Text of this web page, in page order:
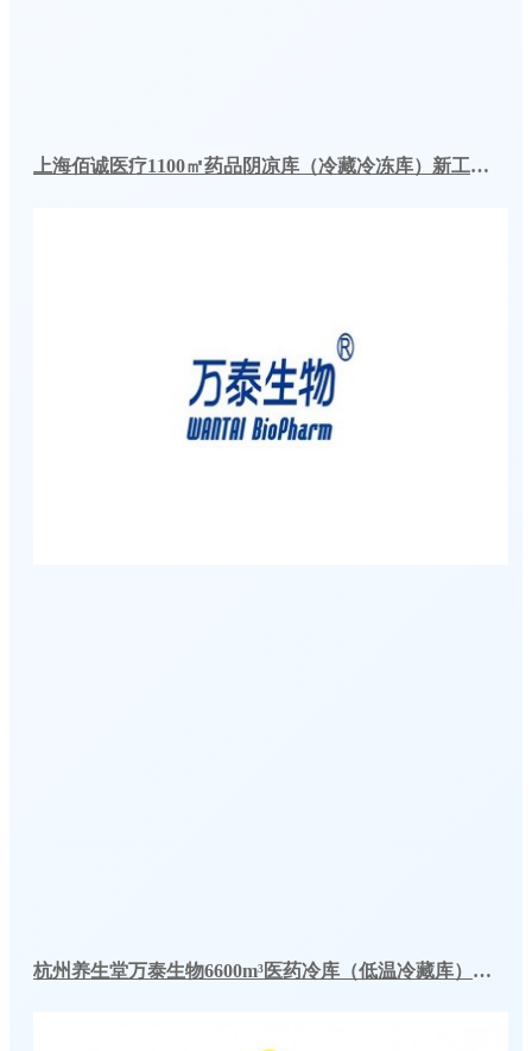
上海佰诚医疗1100㎡药品阴凉库（冷藏冷冻库）新工程案例
杭州养生堂万泰生物6600m³医药冷库（低温冷藏库）工程案例